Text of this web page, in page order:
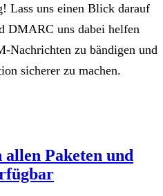
Lass uns einen Blick darauf
DMARC uns dabei helfen
Nachrichten zu bändigen und
sicherer zu machen.
Paketen und